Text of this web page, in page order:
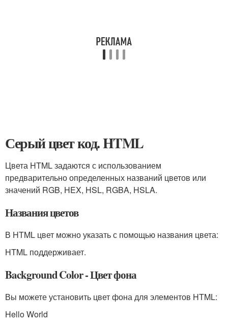
Серый цвет код. HTML
Цвета HTML задаются с использованием
предварительно определенных названий цветов или
значений RGB, HEX, HSL, RGBA, HSLA.
Названия цветов
В HTML цвет можно указать с помощью названия цвета:
HTML поддерживает.
Background Color - Цвет фона
Вы можете установить цвет фона для элементов HTML:
Hello World